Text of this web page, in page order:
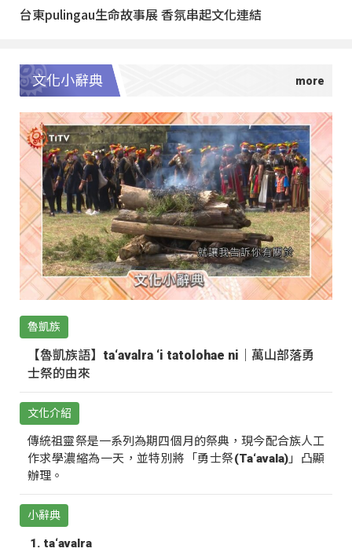
台東pulingau生命故事展 香氛串起文化連結
文化小辭典
魯凱族
【魯凱族語】ta‘avalra ‘i tatolohae ni｜萬山部落勇
士祭的由來
文化介紹
傳統祖靈祭是一系列為期四個月的祭典，現今配合族人工
作求學濃縮為一天，並特別將「勇士祭(Ta‘avala)」凸顯
辦理。
小辭典
ta‘avalra